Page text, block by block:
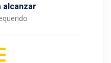
alcanzar